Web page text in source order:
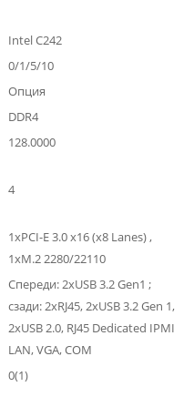
Intel C242
0/1/5/10
Опция
DDR4
128.0000
4
1хPCI-E 3.0 x16 (x8 Lanes) ,
1хM.2 2280/22110
Спереди: 2хUSB 3.2 Gen1 ;
сзади: 2хRJ45, 2xUSB 3.2 Gen 1,
2xUSB 2.0, RJ45 Dedicated IPMI
LAN, VGA, COM
0(1)